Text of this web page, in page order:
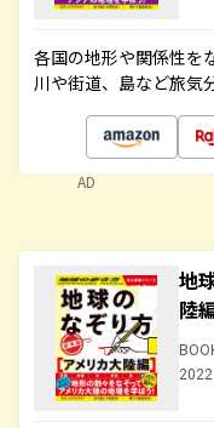
各国の地形や関係性を
川や街道、島など旅気
AD
地
陸